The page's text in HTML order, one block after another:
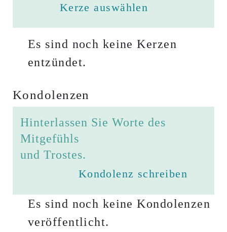
Kerze auswählen
Es sind noch keine Kerzen
entzündet.
Kondolenzen
Hinterlassen Sie Worte des
Mitgefühls
und Trostes.
Kondolenz schreiben
Es sind noch keine Kondolenzen
veröffentlicht.